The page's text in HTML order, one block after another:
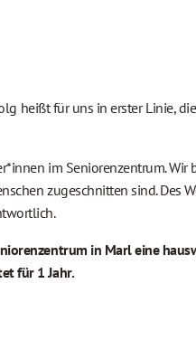
heißt für uns in erster Linie, die
im Seniorenzentrum. Wir
zugeschnitten sind. Des
in Marl eine
für 1 Jahr.